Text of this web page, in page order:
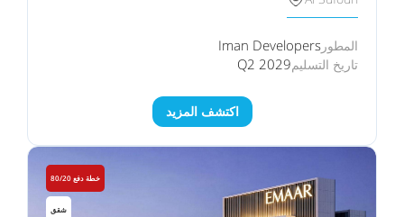
المطور Iman Developers
تاريخ التسليمQ2 2029
اكتشف المزيد
خطة دفع 80/20
شقق